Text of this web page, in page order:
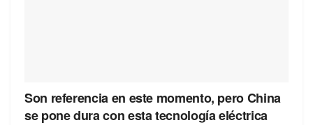
Son referencia en este momento, pero China
se pone dura con esta tecnología eléctrica